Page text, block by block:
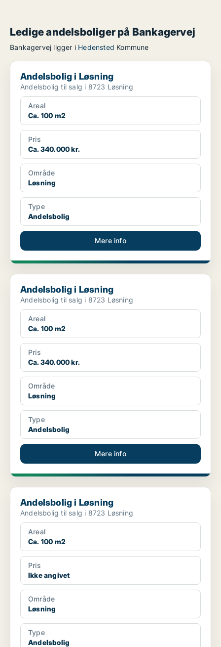
Ledige andelsboliger på Bankagervej
Bankagervej ligger i Hedensted Kommune
Andelsbolig i Løsning
Andelsbolig i Løsning
Andelsbolig til salg i 8723 Løsning
Areal
Ca. 100 m2
Pris
Ca. 340.000 kr.
Område
Løsning
Type
Andelsbolig
Mere info
Andelsbolig i Løsning
Andelsbolig i Løsning
Andelsbolig til salg i 8723 Løsning
Areal
Ca. 100 m2
Pris
Ca. 340.000 kr.
Område
Løsning
Type
Andelsbolig
Mere info
Andelsbolig i Løsning
Andelsbolig i Løsning
Andelsbolig til salg i 8723 Løsning
Areal
Ca. 100 m2
Pris
Ikke angivet
Område
Løsning
Type
Andelsbolig